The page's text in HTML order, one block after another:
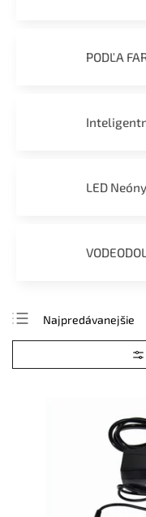
PODĽA
LED Neóny
Najpredávanejšie
Najlacnejšie
Najdrahšie